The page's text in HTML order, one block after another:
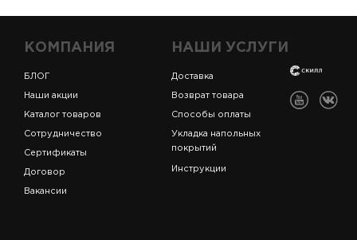
КОМПАНИЯ
БЛОГ
Наши акции
Каталог товаров
Сотрудничество
Сертификаты
Договор
Вакансии
НАШИ УСЛУГИ
Доставка
Возврат товара
Способы оплаты
Укладка напольных
покрытий
Инструкции